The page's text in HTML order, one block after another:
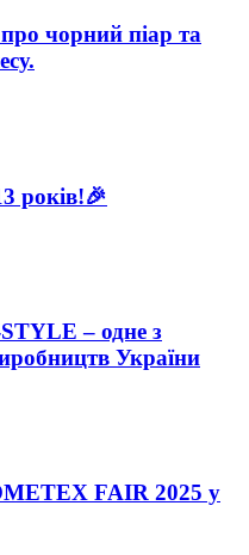
чорний піар та
років!🎉
– одне з
України
FAIR 2025 у